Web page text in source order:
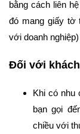
bằng cách liên
đó mang giấy tờ
với doanh
Đối với
Khi có nhu
bạn gọi
chiều với